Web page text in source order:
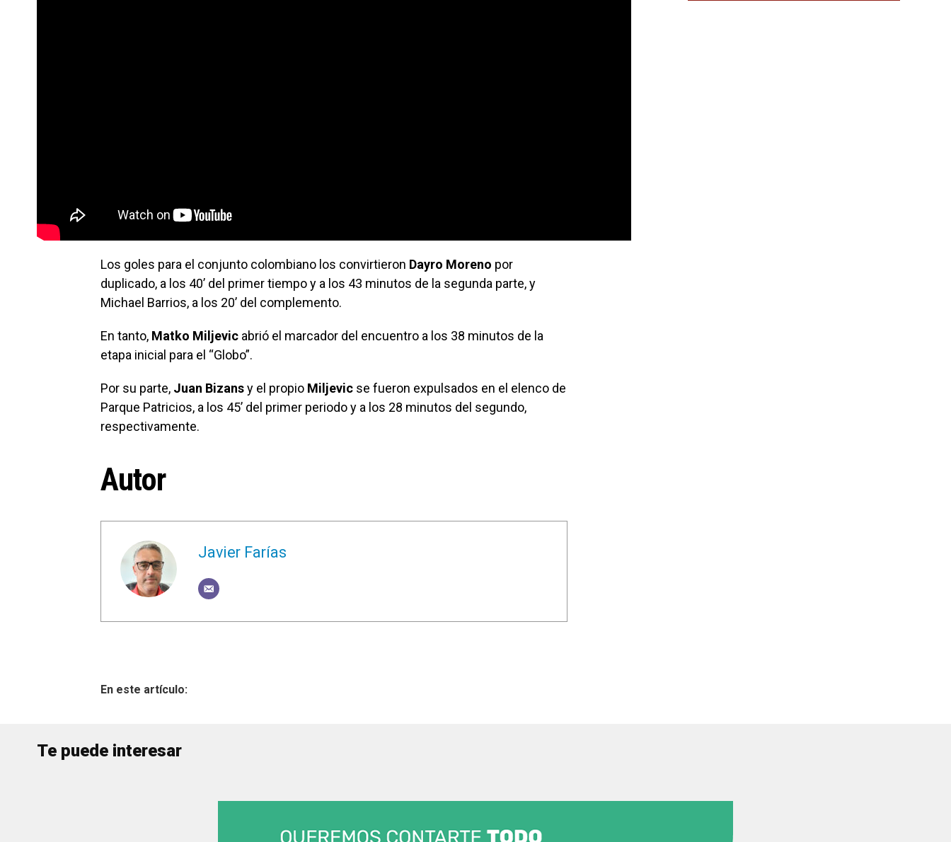
Los goles para el conjunto colombiano los convirtieron Dayro Moreno por
duplicado, a los 40’ del primer tiempo y a los 43 minutos de la segunda parte, y
Michael Barrios, a los 20’ del complemento.
En tanto, Matko Miljevic abrió el marcador del encuentro a los 38 minutos de la
etapa inicial para el “Globo”.
Por su parte, Juan Bizansy el propio Miljevic se fueron expulsados en el elenco de
Parque Patricios, a los 45’ del primer periodo y a los 28 minutos del segundo,
respectivamente.
Autor
Javier Farías
Te puede interesar